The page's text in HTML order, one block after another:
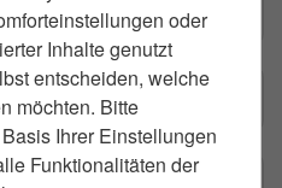
Werk?
ab?
oder
Inhalte genutzt
entscheiden, welche
möchten. Bitte
Ihrer Einstellungen
Funktionalitäten der